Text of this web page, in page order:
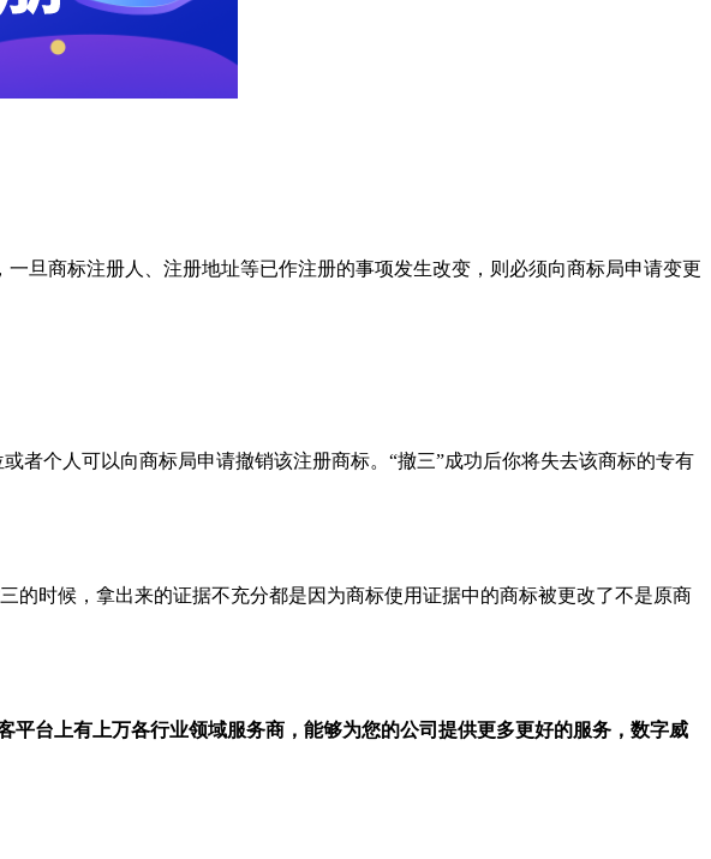
旦商标注册人、注册地址等已作注册的事项发生改变，则必须向商标局申请变更
者个人可以向商标局申请撤销该注册商标。“撤三”成功后你将失去该商标的专有
时候，拿出来的证据不充分都是因为商标使用证据中的商标被更改了不是原商
台上有上万各行业领域服务商，能够为您的公司提供更多更好的服务，数字威